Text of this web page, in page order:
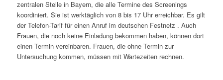
zentralen Stelle in Bayern, die alle Termine des Screenings
koordiniert. Sie ist werktäglich von 8 bis 17 Uhr erreichbar. Es gilt
der Telefon-Tarif für einen Anruf im deutschen Festnetz . Auch
Frauen, die noch keine Einladung bekommen haben, können dort
einen Termin vereinbaren. Frauen, die ohne Termin zur
Untersuchung kommen, müssen mit Wartezeiten rechnen.